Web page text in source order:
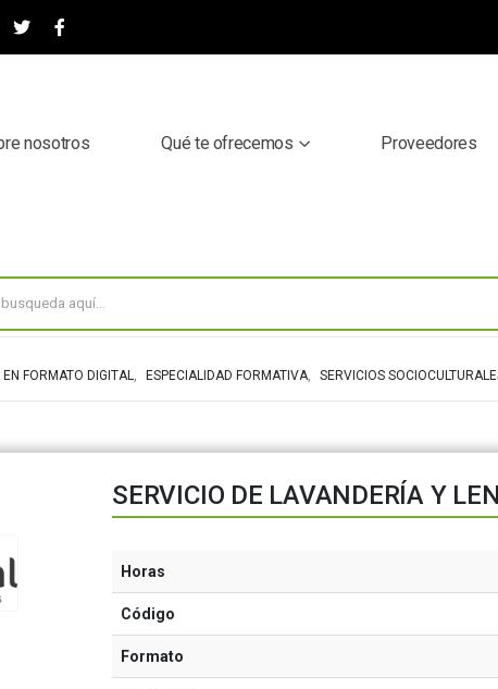
nosotros Qué te ofrecemos Proveedores
FORMATO DIGITAL, ESPECIALIDAD FORMATIVA, SERVICIOS
SERVICIO DE LAVANDERÍA Y
Horas
Código
Formato